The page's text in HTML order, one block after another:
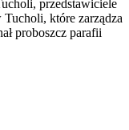
przedstawiciele
które zarządza
proboszcz parafii